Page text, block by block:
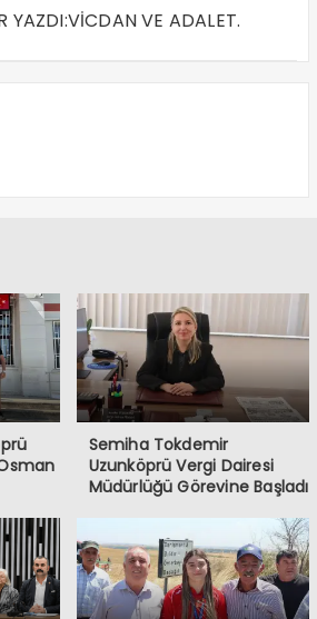
YAZDI:VİCDAN VE ADALET.
Semiha Tokdemir
Uzunköprü Vergi Dairesi
Müdürlüğü Görevine Başladı